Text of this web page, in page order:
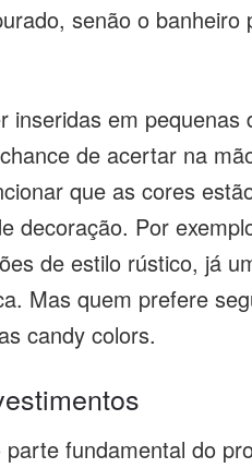
senão o
inseridas em
de acertar na
que as cores
decoração. Por
de estilo rústico, já
Mas quem prefere
candy colors.
fundamental do